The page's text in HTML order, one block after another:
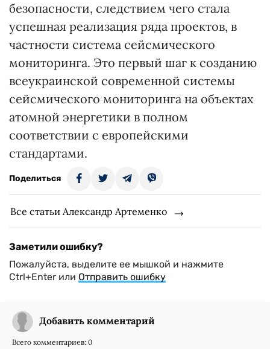
безопасности, следствием чего стала
успешная реализация ряда проектов, в
частности система сейсмического
мониторинга. Это первый шаг к созданию
всеукраинской современной системы
сейсмического мониторинга на объектах
атомной энергетики в полном
соответствии с европейскими
стандартами.
Поделиться
Все статьи Александр Артеменко
Заметили ошибку?
Пожалуйста, выделите ее мышкой и нажмите
Ctrl+Enter или Отправить ошибку
Добавить комментарий
Всего комментариев: 0